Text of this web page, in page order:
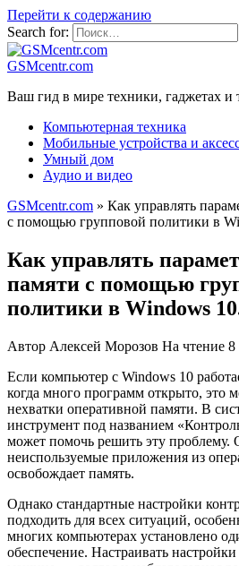
Перейти к содержанию
Search for:
GSMcentr.com
Ваш гид в мире техники, гаджетах и
Компьютерная техника
Мобильные устройства и
Умный дом
Аудио и видео
GSMcentr.com » Как управлять
с помощью групповой политики в
Как управлять
памяти с помощью
политики в Windows
Автор Алексей Морозов На чтение 8
Если компьютер с Windows 10
когда много программ открыто, это
нехватки оперативной памяти. В
инструмент под названием
может помочь решить эту проблему.
неиспользуемые приложения из
освобождает память.
Однако стандартные настройки
подходить для всех ситуаций,
многих компьютерах установлено
обеспечение. Настраивать